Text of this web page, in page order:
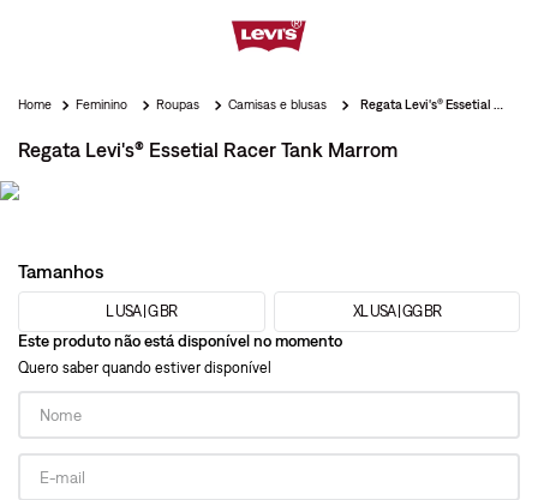
Feminino Roupas Camisas e blusas
Regata Levi's® Essetial Racer Tank Marrom
Tamanhos
L USA | G BR XL USA | GG BR
Este produto não está disponível no momento
Quero saber quando estiver disponível